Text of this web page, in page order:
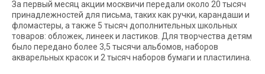
За первый месяц акции москвичи передали около 20 тысяч
принадлежностей для письма, таких как ручки, карандаши и
фломастеры, а также 5 тысяч дополнительных школьных
товаров: обложек, линеек и ластиков. Для творчества детям
было передано более 3,5 тысячи альбомов, наборов
акварельных красок и 2 тысяч наборов бумаги и пластилина.